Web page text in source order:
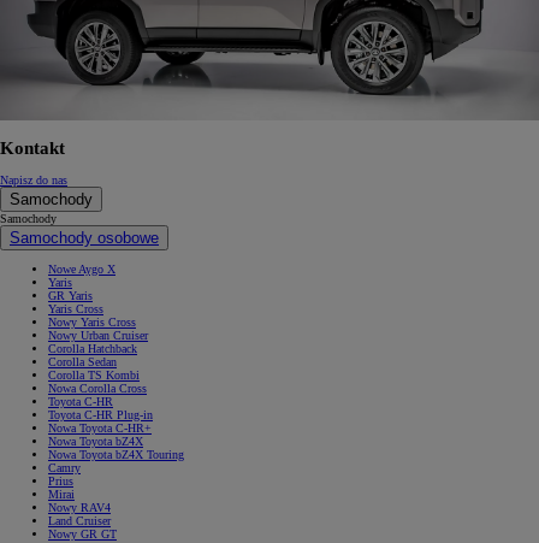
Kontakt
Napisz do nas
Samochody
Samochody
Samochody osobowe
Nowe Aygo X
Yaris
GR Yaris
Yaris Cross
Nowy Yaris Cross
Nowy Urban Cruiser
Corolla Hatchback
Corolla Sedan
Corolla TS Kombi
Nowa Corolla Cross
Toyota C-HR
Toyota C-HR Plug-in
Nowa Toyota C-HR+
Nowa Toyota bZ4X
Nowa Toyota bZ4X Touring
Camry
Prius
Mirai
Nowy RAV4
Land Cruiser
Nowy GR GT